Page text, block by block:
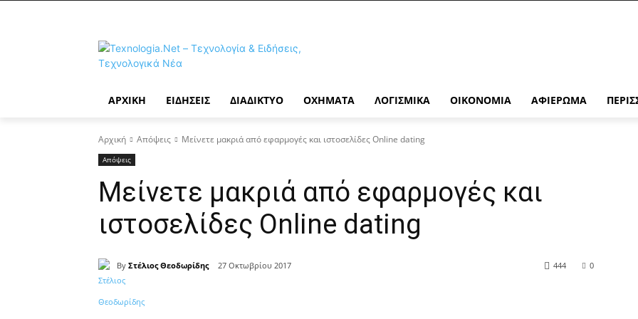
ΑΡΧΙΚΉ ΕΙΔΉΣΕΙΣ ΔΙΑΔΊΚΤΥΟ ΟΧΉΜΑΤΑ ΛΟΓΙΣΜΙΚΆ ΟΙΚΟΝΟΜΊΑ ΑΦΙΈΡΩΜΑ
Αρχική Απόψεις Μείνετε μακριά από εφαρμογές και ιστοσελίδες Online dating
Απόψεις
Μείνετε μακριά από εφαρμογές και
ιστοσελίδες Online dating
By Στέλιος Θεοδωρίδης 27 Οκτωβρίου 2017 0
444
Κοινοποίηση